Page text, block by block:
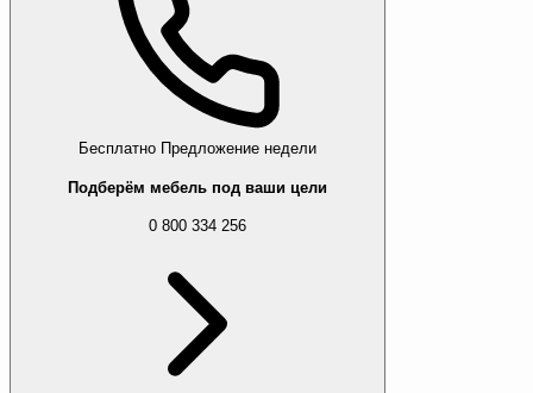
Бесплатно Предложение недели
Подберём мебель под ваши цели
0 800 334 256